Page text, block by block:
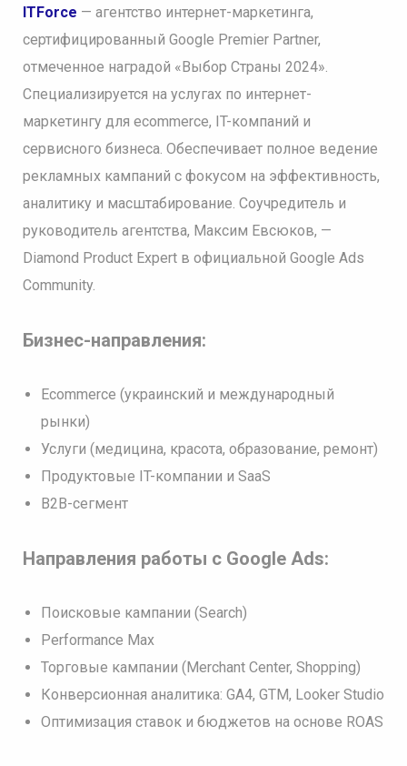
ITForce — агентство интернет-маркетинга,
сертифицированный Google Premier Partner,
отмеченное наградой «Выбор Страны 2024».
Специализируется на услугах по интернет-
маркетингу для ecommerce, IT-компаний и
сервисного бизнеса. Обеспечивает полное ведение
рекламных кампаний с фокусом на эффективность,
аналитику и масштабирование. Соучредитель и
руководитель агентства, Максим Евсюков, —
Diamond Product Expert в официальной Google Ads
Community.
Бизнес-направления:
Ecommerce (украинский и международный
рынки)
Услуги (медицина, красота, образование, ремонт)
Продуктовые IT-компании и SaaS
B2B-сегмент
Направления работы с Google Ads:
Поисковые кампании (Search)
Performance Max
Торговые кампании (Merchant Center, Shopping)
Конверсионная аналитика: GA4, GTM, Looker Studio
Оптимизация ставок и бюджетов на основе ROAS